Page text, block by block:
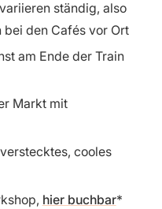
ständig, also
den Cafés vor Ort
am Ende der Train
Markt mit
cooles
hier buchbar